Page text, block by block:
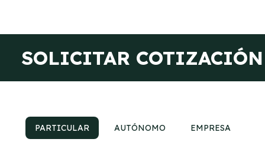
SOLICITAR COTIZACIÓN
PARTICULAR AUTÓNOMO EMPRESA